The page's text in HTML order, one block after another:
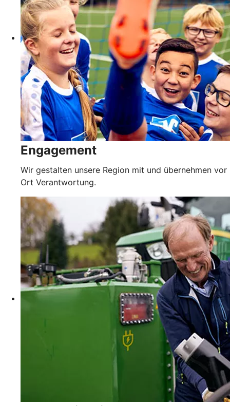
Engagement
Wir gestalten unsere Region mit und übernehmen vor
Ort Verantwortung.